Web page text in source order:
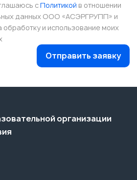
сПолитикой в отношении
данных ООО «АСЭРГРУПП» и
и использование моих
Отправить заявку
организации